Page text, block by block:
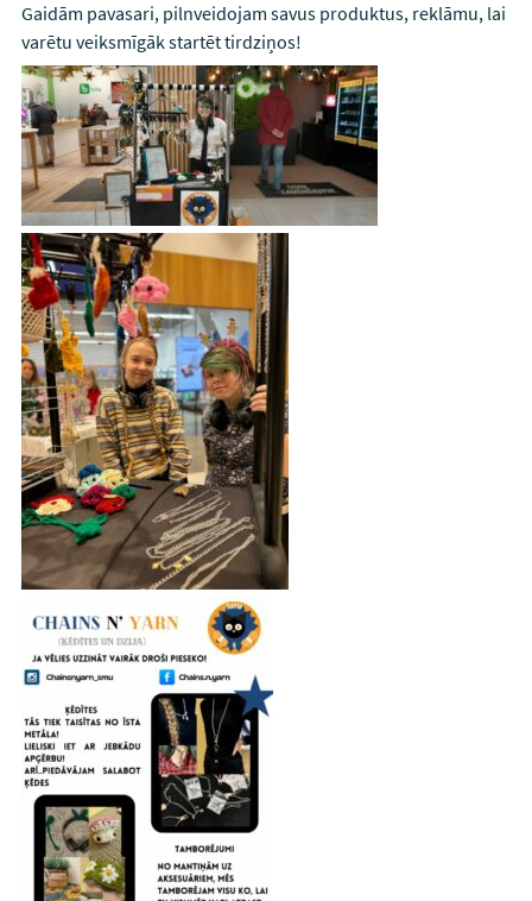
Gaidām pavasari, pilnveidojam savus produktus, reklāmu, lai
varētu veiksmīgāk startēt tirdziņos!